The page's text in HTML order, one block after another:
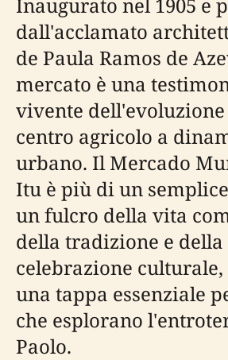
dall'acclamato
de Paula Ramos de
mercato è una
vivente
centro agricolo a
urbano. Il Mercado
Itu è più di un
un fulcro della vita
della tradizione e della
celebrazione
una tappa essenziale
che esplorano
Paolo.